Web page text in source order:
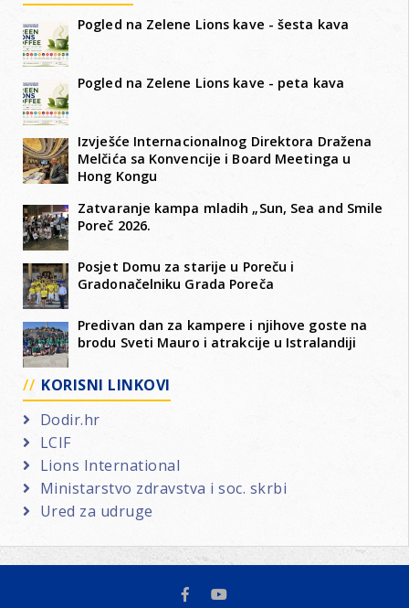
Pogled na Zelene Lions kave - šesta kava
Pogled na Zelene Lions kave - peta kava
Izvješće Internacionalnog Direktora Dražena
Melčića sa Konvencije i Board Meetinga u
Hong Kongu
Zatvaranje kampa mladih „Sun, Sea and Smile
Poreč 2026.
Posjet Domu za starije u Poreču i
Gradonačelniku Grada Poreča
Predivan dan za kampere i njihove goste na
brodu Sveti Mauro i atrakcije u Istralandiji
KORISNI LINKOVI
Dodir.hr
LCIF
Lions International
Ministarstvo zdravstva i soc. skrbi
Ured za udruge